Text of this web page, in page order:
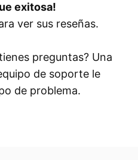
exitosa!
ver sus reseñas.
preguntas? Una
de soporte le
de problema.